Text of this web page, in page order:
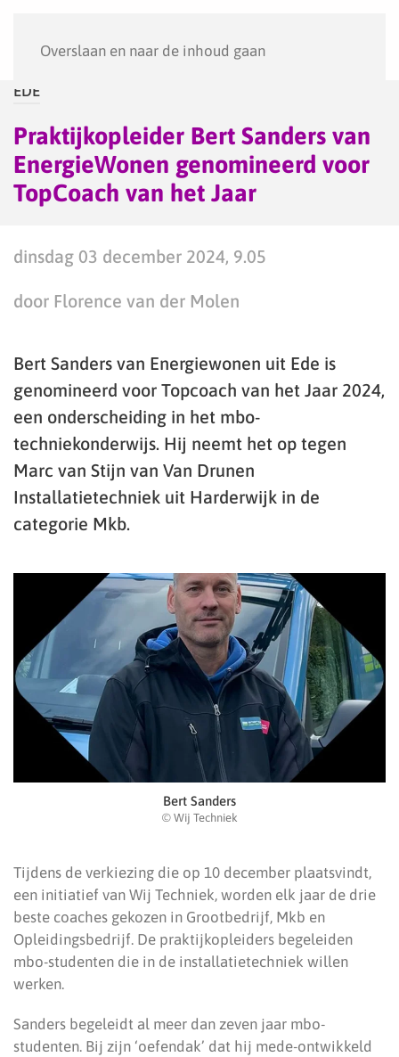
Overslaan en naar de inhoud gaan
EDE
Praktijkopleider Bert Sanders van
EnergieWonen genomineerd voor
TopCoach van het Jaar
dinsdag 03 december 2024, 9.05
door Florence van der Molen
Bert Sanders van Energiewonen uit Ede is
genomineerd voor Topcoach van het Jaar 2024,
een onderscheiding in het mbo-
techniekonderwijs. Hij neemt het op tegen
Marc van Stijn van Van Drunen
Installatietechniek uit Harderwijk in de
categorie Mkb.
Bert Sanders
© Wij Techniek
Tijdens de verkiezing die op 10 december plaatsvindt,
een initiatief van Wij Techniek, worden elk jaar de drie
beste coaches gekozen in Grootbedrijf, Mkb en
Opleidingsbedrijf. De praktijkopleiders begeleiden
mbo-studenten die in de installatietechniek willen
werken.
Sanders begeleidt al meer dan zeven jaar mbo-
studenten. Bij zijn ‘oefendak’ dat hij mede-ontwikkeld